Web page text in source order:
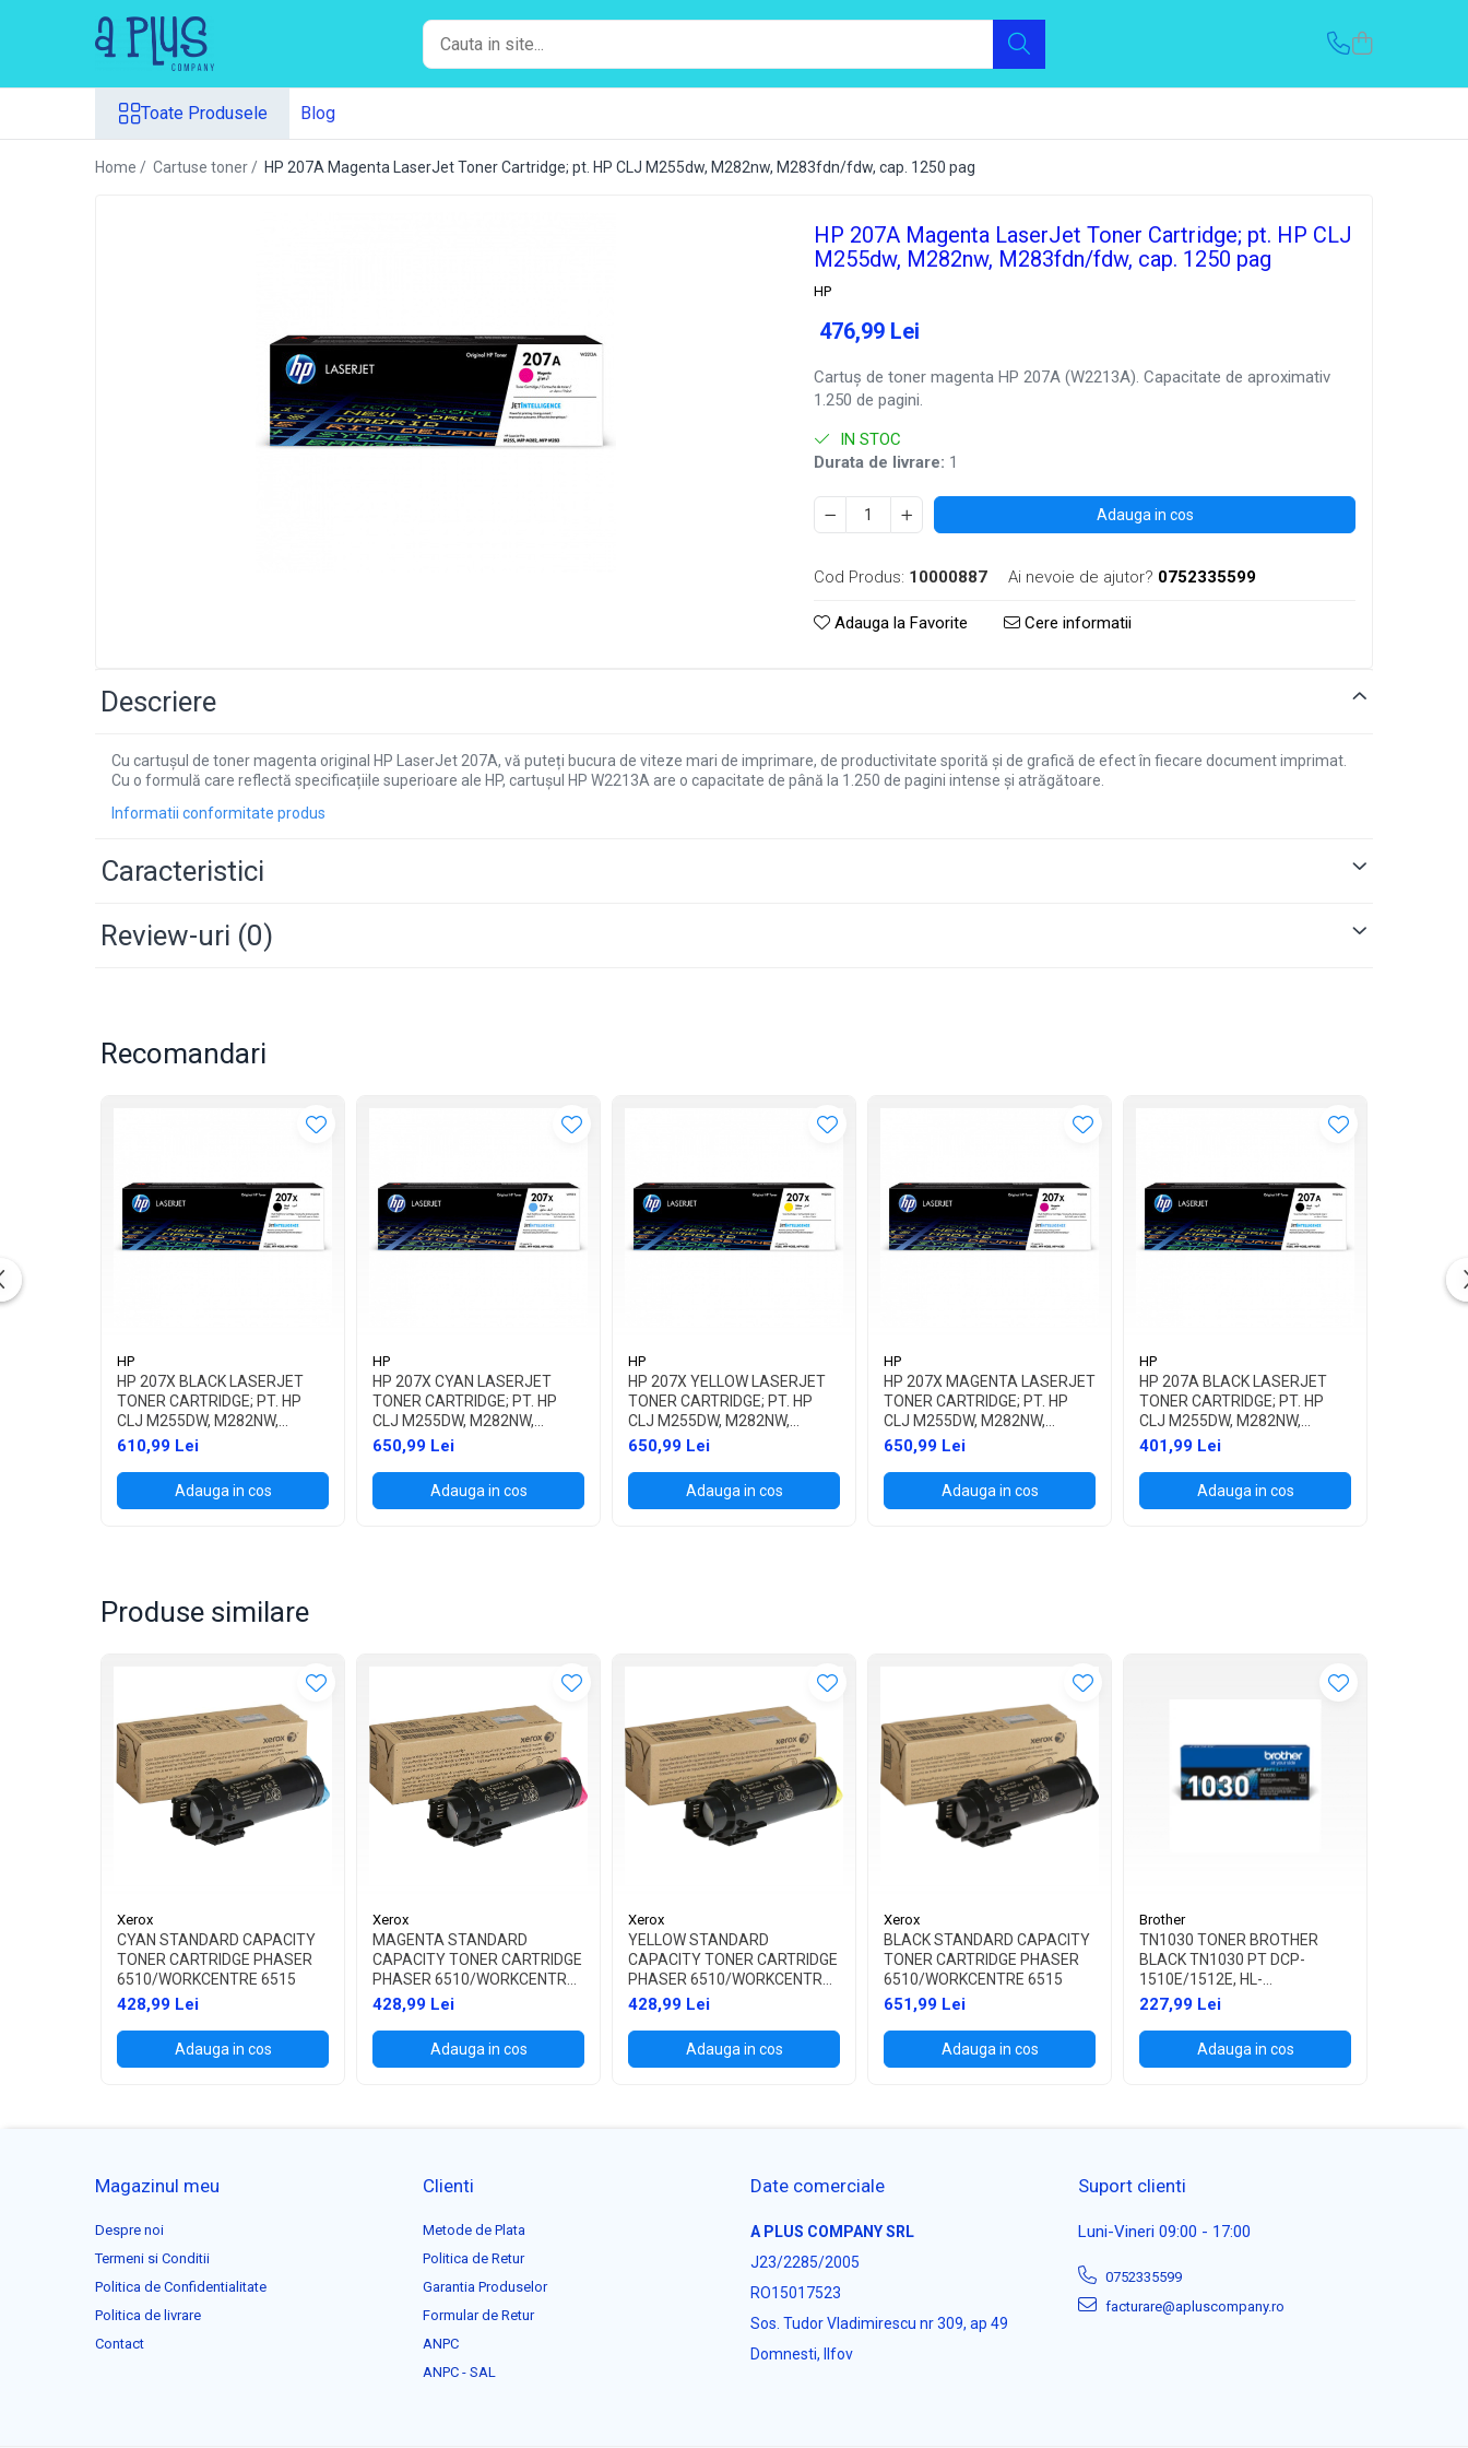
Benzi pentru etichete
Cartuse toner
Toate Produsele Blog
Home / Cartuse toner / HP 207A Magenta LaserJet Toner Cartridge; pt. HP CLJ M255dw, M282nw, M283fdn/fdw, cap. 1250 pag
HP 207A Magenta LaserJet Toner Cartridge; pt. HP CLJ
M255dw, M282nw, M283fdn/fdw, cap. 1250 pag
HP
476,99 Lei
Cartuș de toner magenta HP 207A (W2213A). Capacitate de aproximativ
1.250 de pagini.
IN STOC
Durata de livrare: 1
Adauga in cos
Cod Produs: 10000887 Ai nevoie de ajutor? 0752335599
Adauga la Favorite Cere informatii
Descriere
Cu cartușul de toner magenta original HP LaserJet 207A, vă puteți bucura de viteze mari de imprimare, de productivitate sporită și de grafică de efect în fiecare document imprimat.
Cu o formulă care reflectă specificațiile superioare ale HP, cartușul HP W2213A are o capacitate de până la 1.250 de pagini intense și atrăgătoare.
Informatii conformitate produs
Caracteristici
Review-uri (0)
Recomandari
HP
HP 207X BLACK LASERJET
TONER CARTRIDGE; PT. HP
CLJ M255DW, M282NW,
M283FDN/FDW, CAP. 3150 PAG
610,99 Lei
Adauga in cos
HP
HP 207X CYAN LASERJET
TONER CARTRIDGE; PT. HP
CLJ M255DW, M282NW,
M283FDN/FDW, CAP. 2450 PAG
650,99 Lei
Adauga in cos
HP
HP 207X YELLOW LASERJET
TONER CARTRIDGE; PT. HP
CLJ M255DW, M282NW,
M283FDN/FDW, CAP. 2450 PAG
650,99 Lei
Adauga in cos
HP
HP 207X MAGENTA LASERJET
TONER CARTRIDGE; PT. HP
CLJ M255DW, M282NW,
M283FDN/FDW, CAP. 2450 PAG
650,99 Lei
Adauga in cos
HP
HP 207A BLACK LASERJET
TONER CARTRIDGE; PT. HP
CLJ M255DW, M282NW,
M283FDN/FDW, CAP. 1350 PAG
401,99 Lei
Adauga in cos
Produse similare
Xerox
CYAN STANDARD CAPACITY
TONER CARTRIDGE PHASER
6510/WORKCENTRE 6515
428,99 Lei
Adauga in cos
Xerox
MAGENTA STANDARD
CAPACITY TONER CARTRIDGE
PHASER 6510/WORKCENTRE
6515
428,99 Lei
Adauga in cos
Xerox
YELLOW STANDARD
CAPACITY TONER CARTRIDGE
PHASER 6510/WORKCENTRE
6515
428,99 Lei
Adauga in cos
Xerox
BLACK STANDARD CAPACITY
TONER CARTRIDGE PHASER
6510/WORKCENTRE 6515
651,99 Lei
Adauga in cos
Brother
TN1030 TONER BROTHER
BLACK TN1030 PT DCP-
1510E/1512E, HL-
1110E/1112E ,1K
227,99 Lei
Adauga in cos
Magazinul meu
Despre noi
Termeni si Conditii
Politica de Confidentialitate
Politica de livrare
Contact
Clienti
Metode de Plata
Politica de Retur
Garantia Produselor
Formular de Retur
ANPC
ANPC - SAL
Date comerciale
A PLUS COMPANY SRL
J23/2285/2005
RO15017523
Sos. Tudor Vladimirescu nr 309, ap 49
Domnesti, Ilfov
Suport clienti
Luni-Vineri 09:00 - 17:00
0752335599
facturare@apluscompany.ro